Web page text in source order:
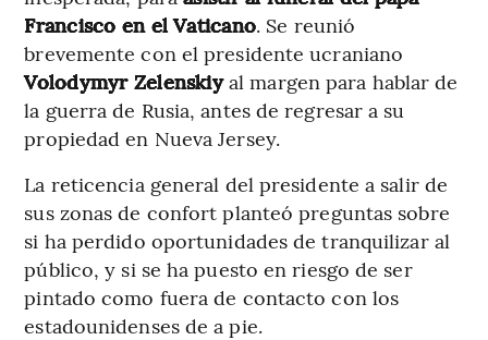
Francisco en el Vaticano. Se reunió
brevemente con el presidente ucraniano
Volodymyr Zelenskiyal margen para hablar de
la guerra de Rusia, antes de regresar a su
propiedad en Nueva Jersey.
La reticencia general del presidente a salir de
sus zonas de confort planteó preguntas sobre
si ha perdido oportunidades de tranquilizar al
público, y si se ha puesto en riesgo de ser
pintado como fuera de contacto con los
estadounidenses de a pie.